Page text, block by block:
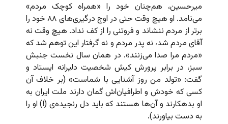
میرحسین، هم‌چنان خود را «همراه کوچک مردم»
می‌نامد. او هیچ وقت حتی در اوج درگیری‌های ۸۸ خود را
برتر از مردم ننشاند و فروتنی را از کف نداد. هیچ وقت نه
آقای مردم شد، نه پدر مردم و نه گرفتار این توهم شد که
«مردم مرا صدا می‌زنند». در همان سال نخست جنبش
سبز، در برابر پرورش کیش شخصیت دلیرانه ایستاد و
گفت: «تولد من روز آشنایی با شماست» (بر خلاف آن‌
کسی که خودش و اطرافیان‌اش گمان دارند ملت ایران به
او بدهکارند و آن‌ها هستند که باید دل رنجیده‌ی (!) او را
به دست بیاورند).